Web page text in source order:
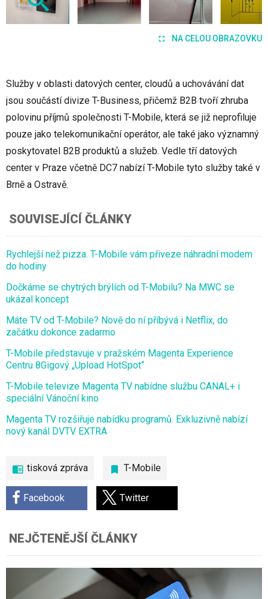
NA CELOU OBRAZOVKU
Služby v oblasti datových center, cloudů a uchovávání dat
jsou součástí divize T-Business, přičemž B2B tvoří zhruba
polovinu příjmů společnosti T-Mobile, která se již neprofiluje
pouze jako telekomunikační operátor, ale také jako významný
poskytovatel B2B produktů a služeb. Vedle tří datových
center v Praze včetně DC7 nabízí T-Mobile tyto služby také v
Brně a Ostravě.
tisková zpráva T-Mobile
Facebook Twitter
SOUVISEJÍCÍ ČLÁNKY
Rychlejší než pizza. T-Mobile vám přiveze náhradní modem
do hodiny
Dočkáme se chytrých brýlích od T-Mobilu? Na MWC se
ukázal koncept
Máte TV od T-Mobile? Nově do ní příbývá i Netflix, do
začátku dokonce zadarmo
T-Mobile představuje v pražském Magenta Experience
Centru 8Gigový „Upload HotSpot“
T-Mobile televize Magenta TV nabídne službu CANAL+ i
speciální Vánoční kino
Magenta TV rozšiřuje nabídku programů. Exkluzivně nabízí
nový kanál DVTV EXTRA
NEJČTENĚJŠÍ ČLÁNKY